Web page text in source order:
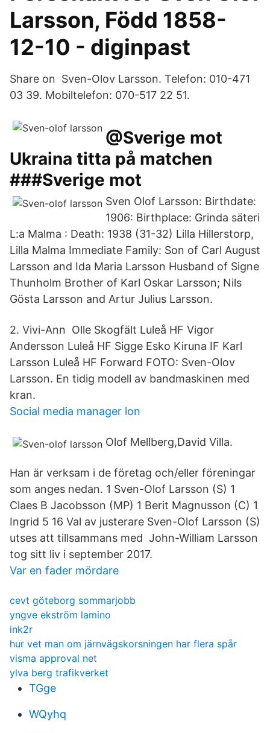
Larsson, Född 1858-
12-10 - diginpast
Share on Sven-Olov Larsson. Telefon: 010-471
03 39. Mobiltelefon: 070-517 22 51.
@Sverige mot
Ukraina titta på matchen
###Sverige mot
Sven Olof Larsson: Birthdate:
1906: Birthplace: Grinda säteri
L:a Malma : Death: 1938 (31-32) Lilla Hillerstorp,
Lilla Malma Immediate Family: Son of Carl August
Larsson and Ida Maria Larsson Husband of Signe
Thunholm Brother of Karl Oskar Larsson; Nils
Gösta Larsson and Artur Julius Larsson.
2. Vivi-Ann Olle Skogfält Luleå HF Vigor
Andersson Luleå HF Sigge Esko Kiruna IF Karl
Larsson Luleå HF Forward FOTO: Sven-Olov
Larsson. En tidig modell av bandmaskinen med
kran.
Social media manager lon
Olof Mellberg,David Villa.
Han är verksam i de företag och/eller föreningar
som anges nedan. 1 Sven-Olof Larsson (S) 1
Claes B Jacobsson (MP) 1 Berit Magnusson (C) 1
Ingrid 5 16 Val av justerare Sven-Olof Larsson (S)
utses att tillsammans med John-William Larsson
tog sitt liv i september 2017.
Var en fader mördare
cevt göteborg sommarjobb
yngve ekström lamino
ink2r
hur vet man om järnvägskorsningen har flera spår
visma approval net
ylva berg trafikverket
TGge
WQyhq